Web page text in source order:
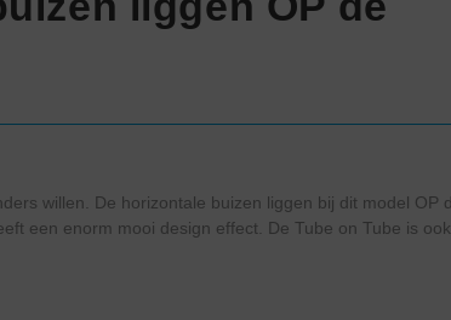
willen. De horizontale buizen liggen bij dit model OP
een enorm mooi design effect. De Tube on Tube is